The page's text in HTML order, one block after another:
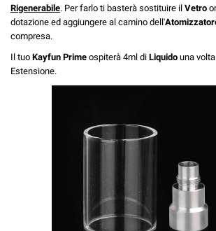
Rigenerabile. Per farlo ti basterà sostituire il Vetro
dotazione ed aggiungere al camino dell'
compresa.
Il tuo Kayfun Prime ospiterà 4ml di Liquido una
Estensione.